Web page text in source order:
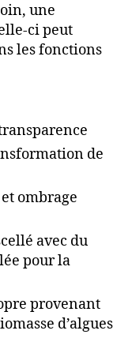
une
ci peut
les fonctions
de
ombrage
avec du
pour la
provenant
d’algues